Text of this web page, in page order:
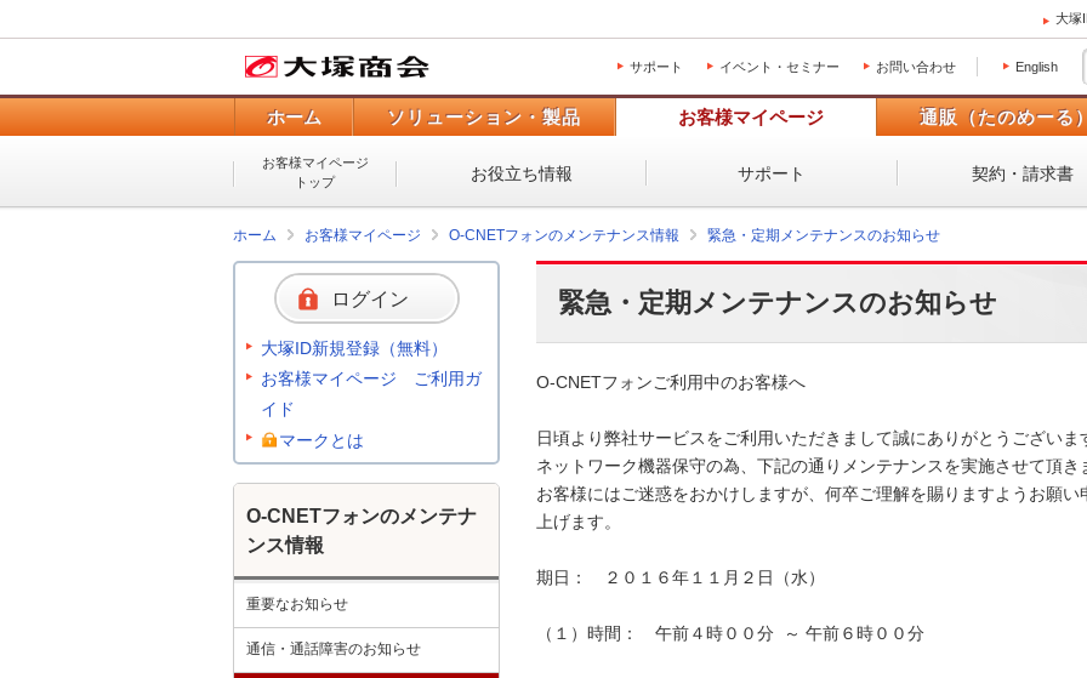
大塚
サポート イベント・セミナー お問い合わせ English
ホーム ソリューション・製品 お客様マイページ 通販（たのめーる）
お客様マイページ
トップ
お役立ち情報 サポート 契約・請求書
ホーム お客様マイページ O-CNETフォンのメンテナンス情報 緊急・定期メンテナンスのお知らせ
緊急・定期メンテナンスのお知らせ
O-CNETフォンご利用中のお客様へ
日頃より弊社サービスをご利用いただきまして誠にありがとうございま
ネットワーク機器保守の為、下記の通りメンテナンスを実施させて頂き
お客様にはご迷惑をおかけしますが、何卒ご理解を賜りますようお願い
上げます。
期日：　２０１６年１１月２日（水）
（１）時間：　午前４時００分  ～ 午前６時００分
ログイン
大塚ID新規登録（無料）
お客様マイページ ご利用ガ
イド
マークとは
O-CNETフォンのメンテナ
ンス情報
重要なお知らせ
通信・通話障害のお知らせ